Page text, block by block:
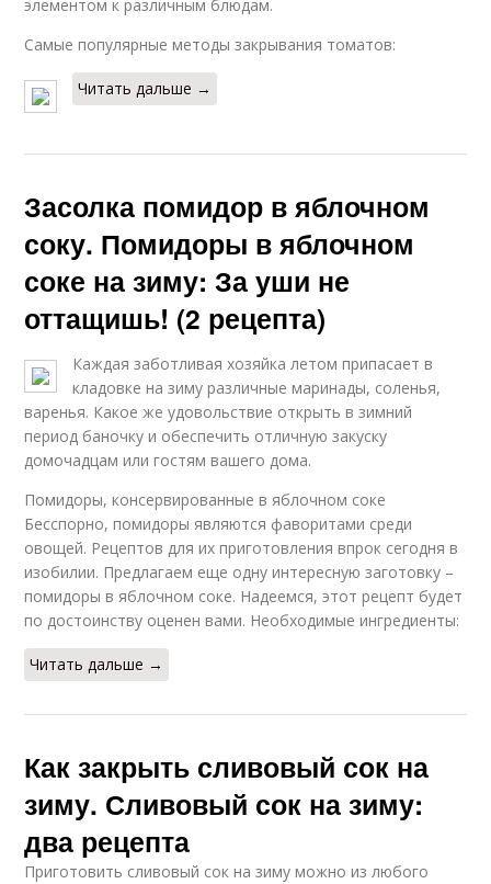
элементом к различным блюдам.
Самые популярные методы закрывания томатов:
Читать дальше →
Засолка помидор в яблочном
соку. Помидоры в яблочном
соке на зиму: За уши не
оттащишь! (2 рецепта)
Каждая заботливая хозяйка летом припасает в
кладовке на зиму различные маринады, соленья,
варенья. Какое же удовольствие открыть в зимний
период баночку и обеспечить отличную закуску
домочадцам или гостям вашего дома.
Помидоры, консервированные в яблочном соке
Бесспорно, помидоры являются фаворитами среди
овощей. Рецептов для их приготовления впрок сегодня в
изобилии. Предлагаем еще одну интересную заготовку –
помидоры в яблочном соке. Надеемся, этот рецепт будет
по достоинству оценен вами. Необходимые ингредиенты:
Читать дальше →
Как закрыть сливовый сок на
зиму. Сливовый сок на зиму:
два рецепта
Приготовить сливовый сок на зиму можно из любого